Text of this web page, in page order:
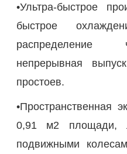
•Ультра-быстрое
быстрое
распределение
непрерывная
простоев.
•Пространственная
0,91 м2 площади,
подвижными